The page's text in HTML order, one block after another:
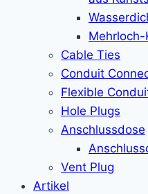
Cable Ties
Conduit
Flexible
Hole Plugs
Anschlussdose
Vent Plug
Artikel